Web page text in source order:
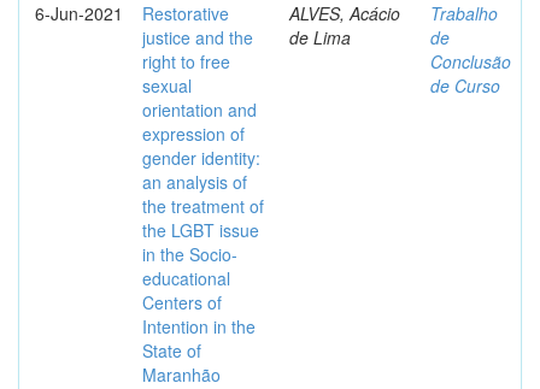
6-Jun-2021
Restorative
justice and the
right to free
sexual
orientation and
expression of
gender identity:
an analysis of
the treatment of
the LGBT issue
in the Socio-
educational
Centers of
Intention in the
State of
Maranhão
ALVES, Acácio
de Lima
Trabalho
de
Conclusão
de Curso